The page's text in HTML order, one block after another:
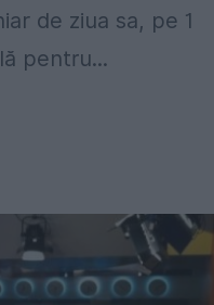
de ziua sa, pe 1
pentru...